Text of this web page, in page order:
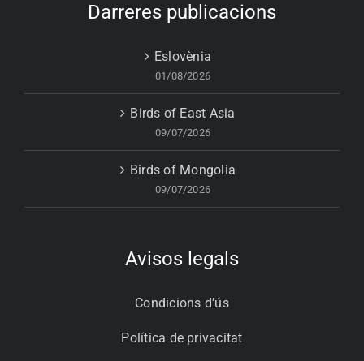
Darreres publicacions
Eslovènia
01/08/2026
Birds of East Asia
09/07/2026
Birds of Mongolia
09/07/2026
Avisos legals
Condicions d’ús
Política de privacitat